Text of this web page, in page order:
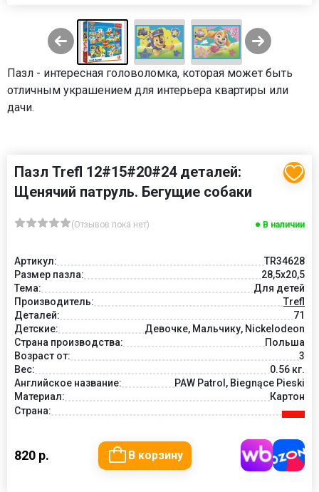
Пазл - интересная головоломка, которая может быть
отличным украшением для интерьера квартиры или
дачи.
Пазл Trefl 12#15#20#24 деталей:
Щенячий патруль. Бегущие собаки
(Отзывов пока нет) В наличии
Артикул:
TR34628
Размер пазла:
28,5x20,5
Тема:
Для детей
Производитель:
Trefl
Деталей:
71
Детские:
Девочке, Мальчику, Nickelodeon
Страна производства:
Польша
Возраст от:
3
Вес:
0.56 кг.
Английское название:
PAW Patrol, Biegnące Pieski
Материал:
Картон
Страна:
820 р. В корзину